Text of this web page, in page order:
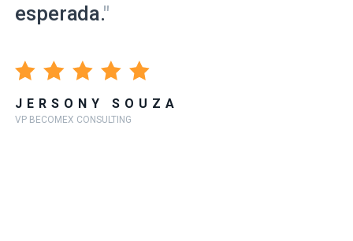
esperada."
JERSONY SOUZA
VP BECOMEX CONSULTING